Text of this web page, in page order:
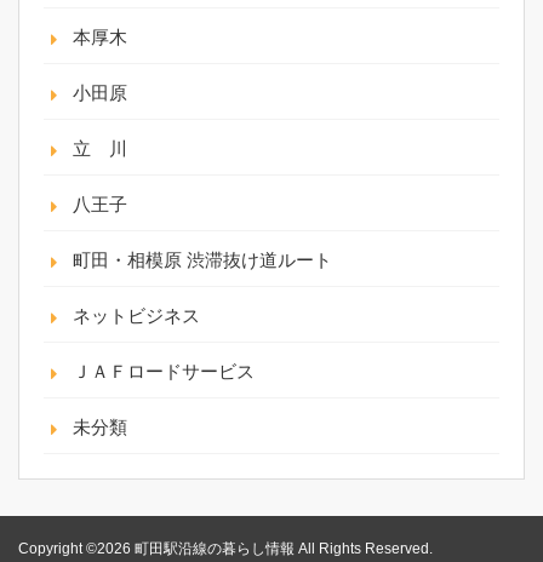
本厚木
小田原
立 川
八王子
町田・相模原 渋滞抜け道ルート
ネットビジネス
ＪＡＦロードサービス
未分類
Copyright ©2026 町田駅沿線の暮らし情報 All Rights Reserved.